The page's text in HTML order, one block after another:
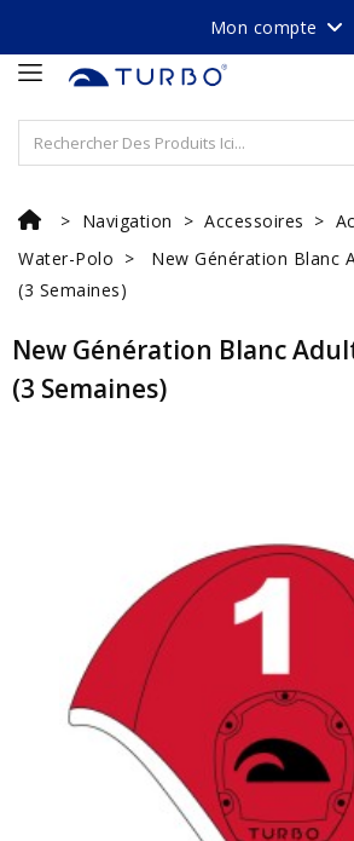
Mon compte
Navigation Accessoires
Water-Polo
New Génération Blanc
(3 Semaines)
New Génération Blanc
(3 Semaines)